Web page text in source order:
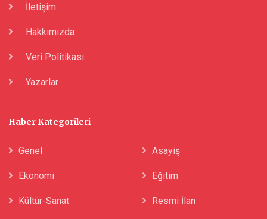
İletişim
Hakkımızda
Veri Politikası
Yazarlar
Haber Kategorileri
Genel Asayiş
Ekonomi Eğitim
Kültür-Sanat Resmi İlan